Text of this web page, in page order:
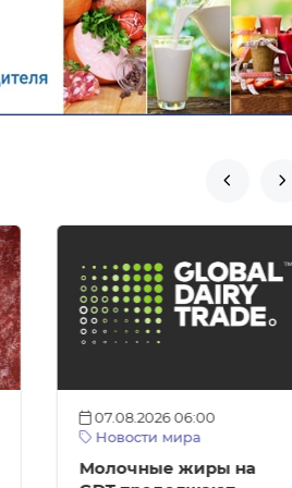
 
07.08.2026 06:00
Новости мира
Молочные жиры на